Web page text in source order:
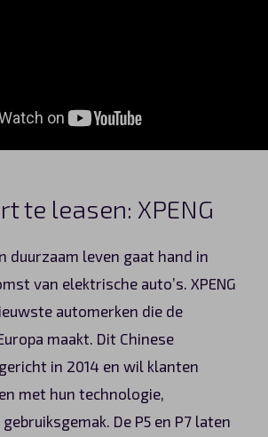
te leasen: XPENG
duurzaam leven gaat hand in
van elektrische auto’s. XPENG
automerken die de
maakt. Dit Chinese
in 2014 en wil klanten
met hun technologie,
De P5 en P7 laten